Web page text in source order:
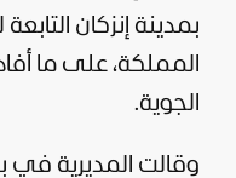
بمدينة إنزكان
المملكة، على ما
الجوية.
وقالت المديرية في